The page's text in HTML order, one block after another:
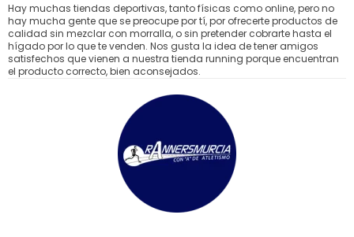
Hay muchas tiendas deportivas, tanto físicas como online, pero no
hay mucha gente que se preocupe por tí, por ofrecerte productos de
calidad sin mezclar con morralla, o sin pretender cobrarte hasta el
hígado por lo que te venden. Nos gusta la idea de tener amigos
satisfechos que vienen a nuestra tienda running porque encuentran
el producto correcto, bien aconsejados.